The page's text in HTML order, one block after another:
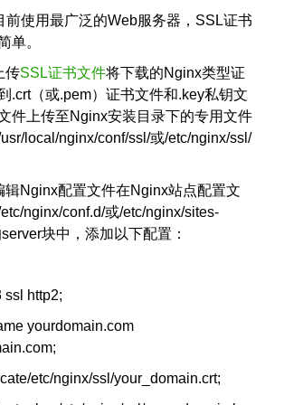
前使用最广泛的Web服务器，SSL证书
单。
传SSL证书文件将下载的Nginx类型证
.crt（或.pem）证书文件和.key私钥文
件上传至Nginx安装目录下的专用文件
local/nginx/conf/ssl/或/etc/nginx/ssl/
辑Nginx配置文件在Nginx站点配置文
nginx/conf.d/或/etc/nginx/sites-
块中，添加以下配置：
ssl http2;
yourdomain.com
etc/nginx/ssl/your_domain.crt;